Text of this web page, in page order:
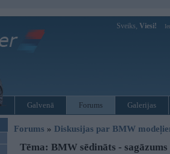
Sveiks, Viesi!
Galvenā Forums Galerijas
Forums » Diskusijas par BMW
Tēma: BMW sēdināts -